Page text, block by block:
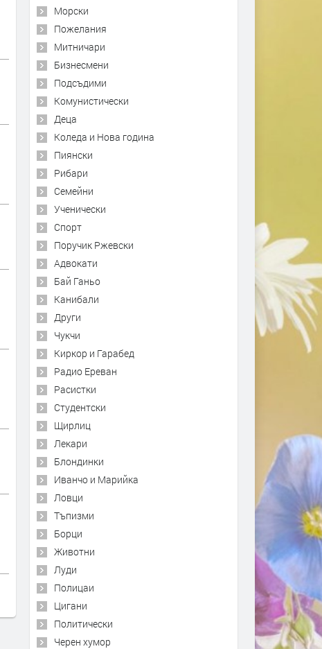
Морски
Пожелания
Митничари
Бизнесмени
Подсъдими
Комунистически
Деца
Коледа и Нова година
Пиянски
Рибари
Семейни
Ученически
Спорт
Поручик Ржевски
Адвокати
Бай Ганьо
Канибали
Други
Чукчи
Киркор и Гарабед
Радио Ереван
Расистки
Студентски
Щирлиц
Лекари
Блондинки
Иванчо и Марийка
Ловци
Тъпизми
Борци
Животни
Луди
Полицаи
Цигани
Политически
Черен хумор